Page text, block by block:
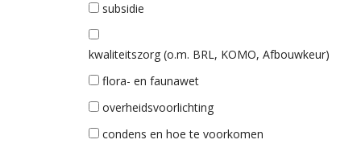
subsidie
kwaliteitszorg (o.m. BRL, KOMO, Afbouwkeur)
flora- en faunawet
overheidsvoorlichting
condens en hoe te voorkomen